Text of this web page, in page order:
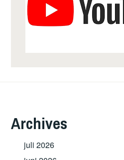
Archives
juli 2026